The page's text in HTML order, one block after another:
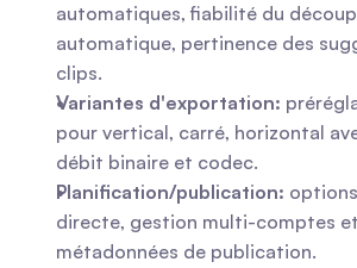
automatiques, fiabilité du
automatique, pertinence des
clips.
Variantes d'exportation:
pour vertical, carré, horizontal
débit binaire et codec.
Planification/publication:
directe, gestion multi-comptes
métadonnées de publication.